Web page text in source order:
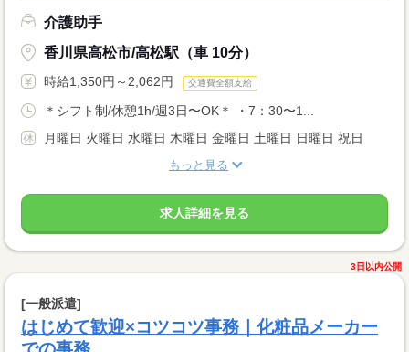
介護助手
香川県高松市/高松駅（車 10分）
時給1,350円～2,062円 交通費全額支給
＊シフト制/休憩1h/週3日〜OK＊ ・7：30〜1...
月曜日 火曜日 水曜日 木曜日 金曜日 土曜日 日曜日 祝日
もっと見る
求人詳細を見る
3日以内公開
[一般派遣]
はじめて歓迎×コツコツ事務｜化粧品メーカー